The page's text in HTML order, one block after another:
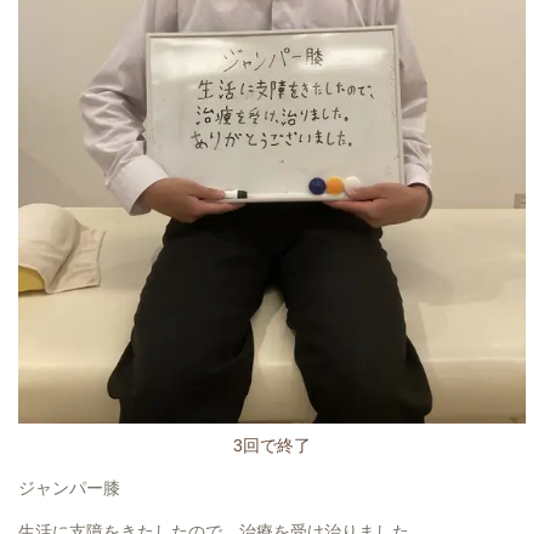
3回で終了
ジャンパー膝